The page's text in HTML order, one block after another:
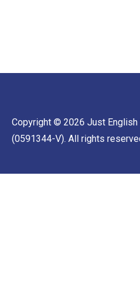
Copyright © 2026 Just English
(0591344-V). All rights